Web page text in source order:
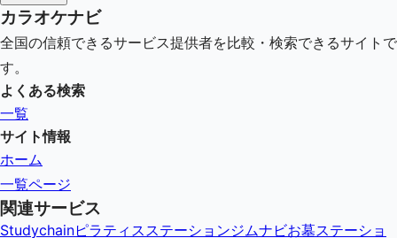
カラオケナビ
全国の信頼できるサービス提供者を比較・検索できるサイトで
す。
よくある検索
一覧
サイト情報
ホーム
一覧ページ
関連サービス
Studychainピラティスステーションジムナビお墓ステーショ